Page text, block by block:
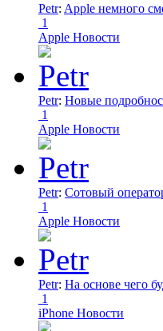
Petr: Apple немного
1
Apple Новости
Petr: Новые
1
Apple Новости
Petr: Сотовый
1
Apple Новости
Petr: На основе чего
1
iPhone Новости